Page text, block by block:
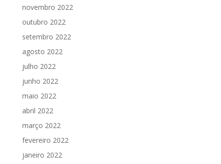
novembro 2022
outubro 2022
setembro 2022
agosto 2022
julho 2022
junho 2022
maio 2022
abril 2022
março 2022
fevereiro 2022
janeiro 2022